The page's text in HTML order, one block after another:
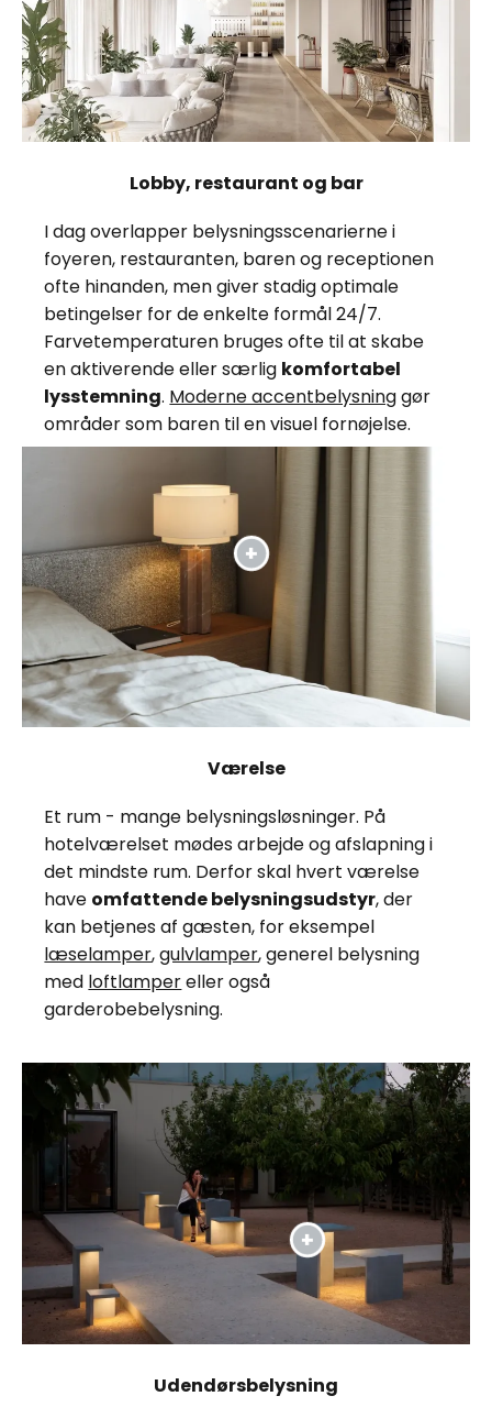
Lobby, restaurant og bar
I dag overlapper belysningsscenarierne i
foyeren, restauranten, baren og receptionen
ofte hinanden, men giver stadig optimale
betingelser for de enkelte formål 24/7.
Farvetemperaturen bruges ofte til at skabe
en aktiverende eller særlig komfortabel
lysstemning. Moderne accentbelysninggør
områder som baren til en visuel fornøjelse.
Værelse
Et rum - mange belysningsløsninger. På
hotelværelset mødes arbejde og afslapning i
det mindste rum. Derfor skal hvert værelse
have omfattende belysningsudstyr, der
kan betjenes af gæsten, for eksempel
læselamper,gulvlamper, generel belysning
med loftlampereller også
garderobebelysning.
Udendørsbelysning